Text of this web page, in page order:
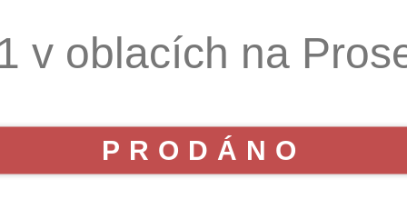
v oblacích na
PRODÁNO